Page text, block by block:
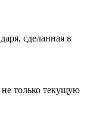
сделанная в
не только текущую